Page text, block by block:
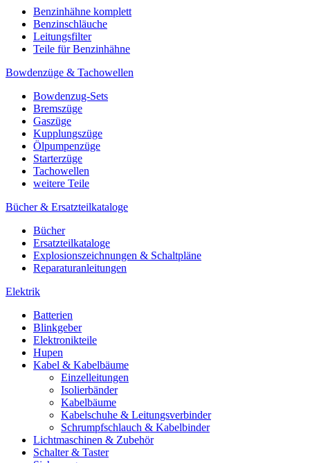
Benzinhähne komplett
Benzinschläuche
Leitungsfilter
Teile für Benzinhähne
Bowdenzüge & Tachowellen
Bowdenzug-Sets
Bremszüge
Gaszüge
Kupplungszüge
Ölpumpenzüge
Starterzüge
Tachowellen
weitere Teile
Bücher & Ersatzteilkataloge
Bücher
Ersatzteilkataloge
Explosionszeichnungen & Schaltpläne
Reparaturanleitungen
Elektrik
Batterien
Blinkgeber
Elektronikteile
Hupen
Kabel & Kabelbäume
Einzelleitungen
Isolierbänder
Kabelbäume
Kabelschuhe & Leitungsverbinder
Schrumpfschlauch & Kabelbinder
Lichtmaschinen & Zubehör
Schalter & Taster